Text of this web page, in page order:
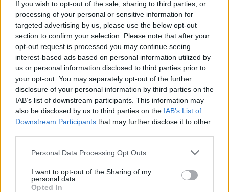
If you wish to opt-out of the sale, sharing to third parties, or
processing of your personal or sensitive information for
targeted advertising by us, please use the below opt-out
section to confirm your selection. Please note that after your
opt-out request is processed you may continue seeing
interest-based ads based on personal information utilized by
us or personal information disclosed to third parties prior to
your opt-out. You may separately opt-out of the further
disclosure of your personal information by third parties on the
IAB’s list of downstream participants. This information may
also be disclosed by us to third parties on the IAB’s List of
Downstream Participants that may further disclose it to other
Personal Data Processing Opt Outs
I want to opt-out of the Sharing of my
personal data.
Opted In
Naročite se
Imaš novico, informacijo, fotografijo ali video, ki bi nas utegnila
zanimati? Najboljše nagradimo.
Pošlji
Moji Mediji d.o.o.
sobotainfo.com•mariborinfo.com•ptujinfo.com•pomurec.com
tvidea.si
Vse pravice pridržane © 2026
Tematike
Prijavi se na cajtng